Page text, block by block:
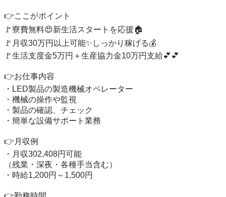
👉ここがポイント
🚩寮費無料😍新生活スタートを応援🏠
🚩月収30万円以上可能✨しっかり稼げる💰
🚩生活支度金5万円＋生産協力金10万円支給💕💕
👉お仕事内容
・LED製品の製造機械オペレーター
・機械の操作や監視
・製品の確認、チェック
・簡単な設備サポート業務
👉月収例
・月収302,408円可能
（残業・深夜・各種手当含む）
・時給1,200円～1,500円